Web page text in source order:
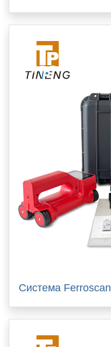
Система Ferroscan